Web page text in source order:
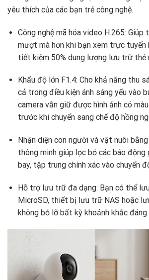
yêu thích của các bạn trẻ công nghệ.
Công nghệ mã hóa video H.265: Giúp
mượt mà hơn khi bạn xem trực tuyến
tiết kiệm 50% dung lượng lưu trữ thẻ
Khẩu độ lớn F1.4: Cho khả năng thu
cả trong điều kiện ánh sáng yếu vào
camera vẫn giữ được hình ảnh có
trước khi chuyển sang chế độ hồng
Nhận diện con người và vật nuôi
thông minh giúp lọc bỏ các báo động
bay, tập trung chính xác vào chuyển
Hỗ trợ lưu trữ đa dạng: Bạn có thể
MicroSD, thiết bị lưu trữ NAS hoặc
không bỏ lỡ bất kỳ khoảnh khắc đáng